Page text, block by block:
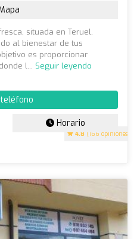
4.8 (166 opiniones)
situada en Teruel,
al bienestar de tus
es proporcionar
l... Seguir leyendo
Horario